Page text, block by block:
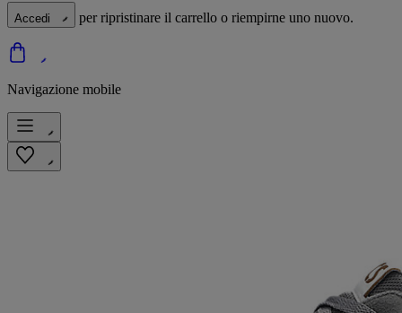
Accedi per ripristinare il carrello o riempirne uno nuovo.
Navigazione mobile